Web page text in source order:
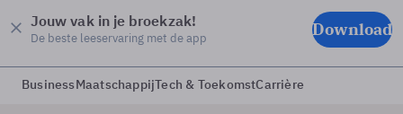
Jouw vak in je broekzak!
De beste leeservaring met de app Download
BusinessMaatschappijTech & ToekomstCarrière